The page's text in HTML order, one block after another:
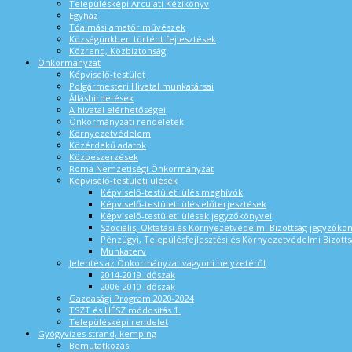
Településképi Arculati Kézikönyv
Egyház
Tóalmási amatőr művészek
Községünkben történt fejlesztések
Közrend, Közbiztonság
Önkormányzat
Képviselő-testület
Polgármesteri Hivatal munkatársai
Álláshirdetések
A hivatal elérhetőségei
Önkormányzati rendeletek
Környezetvédelem
Közérdekű adatok
Közbeszerzések
Roma Nemzetiségi Önkormányzat
Képviselő-testületi ülések
Képviselő-testületi ülés meghívók
Képviselő-testületi ülés előterjesztések
Képviselő-testületi ülések jegyzőkönyvei
Szociális, Oktatási és Környezetvédelmi Bizottság
Pénzügyi, Településfejlesztési és Környezetvédelmi
Munkaterv
Jelentés az Önkormányzat vagyoni helyzetéről
2014-2019 időszak
2006-2010 időszak
Gazdasági Program 2020-2024
TSZT és HÉSZ módosítás 1.
Településképi rendelet
Gyógyvizes strand, kemping
Bemutatkozás